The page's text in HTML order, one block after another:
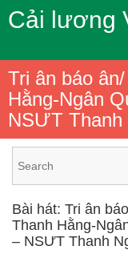
Cải lương
Tri ân báo
Hằng-Ngân
NSƯT Thanh
Bài hát: Tri ân
Thanh Hằng-
– NSƯT Thanh